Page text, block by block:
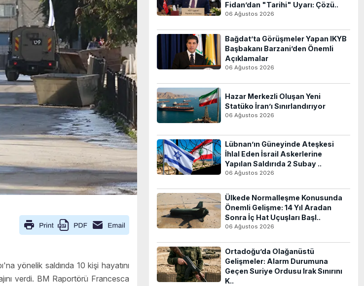
yönelik saldırıda 10 kişi hayatını
verdi. BM Raportörü Francesca
Fidan’dan "Tarihi" Uyarı: Çözü..
06 Ağustos 2026
Bağdat’ta Görüşmeler Yapan IKYB
Başbakanı Barzani’den Önemli
Açıklamalar
06 Ağustos 2026
Hazar Merkezli Oluşan Yeni
Statüko İran’ı Sınırlandırıyor
06 Ağustos 2026
Lübnan’ın Güneyinde Ateşkesi
İhlal Eden İsrail Askerlerine
Yapılan Saldırıda 2 Subay ..
06 Ağustos 2026
Ülkede Normalleşme Konusunda
Önemli Gelişme: 14 Yıl Aradan
Sonra İç Hat Uçuşları Başl..
06 Ağustos 2026
Ortadoğu’da Olağanüstü
Gelişmeler: Alarm Durumuna
Geçen Suriye Ordusu Irak Sınırını
K..